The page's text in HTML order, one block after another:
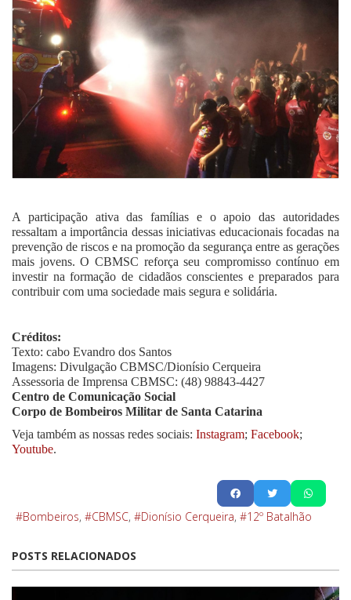
A participação ativa das famílias e o apoio das autoridades
ressaltam a importância dessas iniciativas educacionais focadas na
prevenção de riscos e na promoção da segurança entre as gerações
mais jovens. O CBMSC reforça seu compromisso contínuo em
investir na formação de cidadãos conscientes e preparados para
contribuir com uma sociedade mais segura e solidária.
Créditos:
Texto: cabo Evandro dos Santos
Imagens: Divulgação CBMSC/Dionísio Cerqueira
Assessoria de Imprensa CBMSC: (48) 98843-4427
Centro de Comunicação Social
Corpo de Bombeiros Militar de Santa Catarina
Veja também as nossas redes sociais: Instagram; Facebook;
Youtube.
Bombeiros CBMSC Dionísio Cerqueira 12º Batalhão
POSTS RELACIONADOS